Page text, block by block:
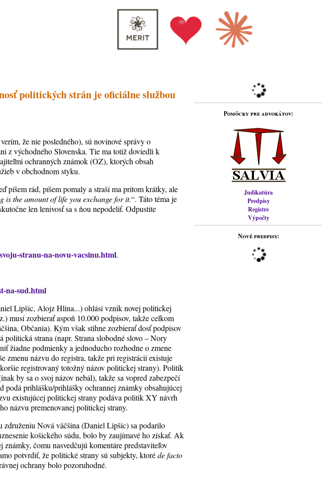
Pomôcky pre advokátov:
Judikatúra
Predpisy
Registre
Výpočty
Nové predpisy:
politických strán je oficiálne službou
že nie posledného), sú novinové správy o
z východného Slovenska. Tie ma totiž doviedli k
ochranných známok (OZ), ktorých obsah
v obchodnom styku.
píšem rád, píšem pomaly a straší ma pritom krátky, ale
is the amount of life you exchange for it.“. Táto téma je
len lenivosť sa s ňou nepodeliť. Odpustite
stranu-na-novu-vacsinu.html.
na-sud.html
Lipšic, Alojz Hlina...) ohlási vznik novej politickej
musí zozbierať aspoň 10.000 podpisov, takže celkom
Občania). Kým však stihne zozbierať dosť podpisov
politická strana (napr. Strana slobodné slovo – Nory
žiadne podmienky a jednoducho rozhodne o zmene
zmenu názvu do registra, takže pri registrácii existuje
registrovaný totožný názov politickej strany). Politik
by sa o svoj názov nebál), takže sa vopred zabezpečí
podá prihlášku/prihlášky ochrannej známky obsahujúcej
existujúcej politickej strany podáva politik XY návrh
názvu premenovanej politickej strany.
Nová väčšina (Daniel Lipšic) sa podarilo
košického súdu, bolo by zaujímavé ho získať. Ak
čomu nasvedčujú komentáre predstaviteľov
potvrdiť, že politické strany sú subjekty, ktoréde facto
ochrany bolo pozoruhodné.